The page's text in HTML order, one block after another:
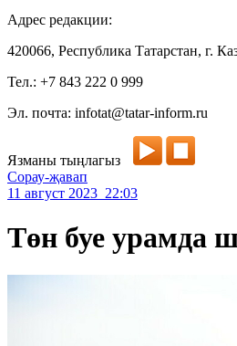
Адрес редакции:
420066, Республика Татарстан, г.
Тел.: +7 843 222 0 999
Эл. почта: infotat@tatar-inform.ru
Язманы тыңлагыз
Сорау-җавап
11 август 2023 22:03
Төн буе урамда